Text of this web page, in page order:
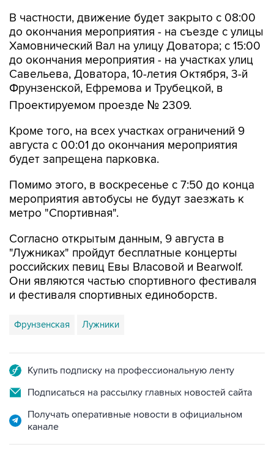
В частности, движение будет закрыто с 08:00
до окончания мероприятия - на съезде с улицы
Хамовнический Вал на улицу Доватора; с 15:00
до окончания мероприятия - на участках улиц
Савельева, Доватора, 10-летия Октября, 3-й
Фрунзенской, Ефремова и Трубецкой, в
Проектируемом проезде № 2309.
Кроме того, на всех участках ограничений 9
августа с 00:01 до окончания мероприятия
будет запрещена парковка.
Помимо этого, в воскресенье с 7:50 до конца
мероприятия автобусы не будут заезжать к
метро "Спортивная".
Согласно открытым данным, 9 августа в
"Лужниках" пройдут бесплатные концерты
российских певиц Евы Власовой и Bearwolf.
Они являются частью спортивного фестиваля
и фестиваля спортивных единоборств.
Фрунзенская Лужники
Купить подписку на профессиональную ленту
Подписаться на рассылку главных новостей сайта
Получать оперативные новости в официальном
канале